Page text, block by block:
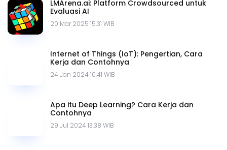
LMArena.ai: Platform Crowdsourced untuk
Evaluasi AI
20 Mar 2025 15.31 WIB
Internet of Things (IoT): Pengertian, Cara
Kerja dan Contohnya
24 Jan 2024 10.41 WIB
Apa itu Deep Learning? Cara Kerja dan
Contohnya
29 Jul 2024 13.38 WIB